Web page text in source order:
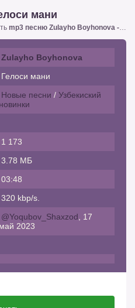
мани
mp3 песню Zulayho Boyhonova - Гелоси мани
Zulayho Boyhonova
Гелоси мани
Новые песни / Узбекиский
новинки
1 173
3.78 МБ
03:48
320 kbp/s.
@Yoqubov_Shaxzod , 17
май 2023